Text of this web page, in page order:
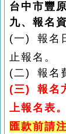
台中市豐
九、報名
(一) 報名
止報名。
(二) 報名
(三) 報名
上報名表。
匯款前請